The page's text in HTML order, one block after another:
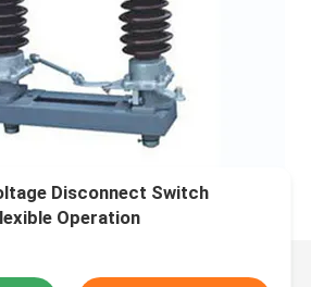
Disconnect Switch
Operation